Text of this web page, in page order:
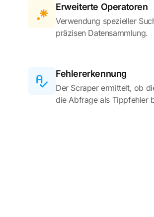
Erweiterte Operatoren
Verwendung spezieller
präzisen Datensammlung.
Fehlererkennung
Der Scraper ermittelt, ob
die Abfrage als Tippfehler